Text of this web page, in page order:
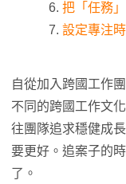
把「任務
設定專注
自從加入跨國工作
不同的跨國工作文
往團隊追求穩健成
要更好。追案子的
了。